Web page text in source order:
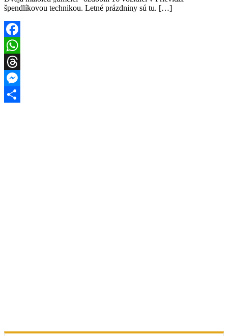
špendlíkovou technikou. Letné prázdniny sú tu. […]
Facebook
WhatsApp
Threads
Messenger